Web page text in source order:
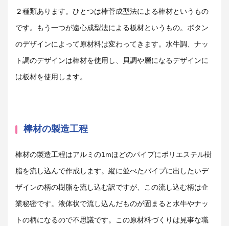
２種類あります。ひとつは棒菅成型法による棒材というもの
です。もう一つが遠心成型法による板材というもの。ボタン
のデザインによって原材料は変わってきます。水牛調、ナッ
ト調のデザインは棒材を使用し、貝調や層になるデザインに
は板材を使用します。
棒材の製造工程
棒材の製造工程はアルミの1mほどのパイプにポリエステル樹
脂を流し込んで作成します。縦に並べたパイプに出したいデ
ザインの柄の樹脂を流し込む訳ですが、この流し込む柄は企
業秘密です。液体状で流し込んだものが固まると水牛やナッ
トの柄になるので不思議です。この原材料づくりは見事な職